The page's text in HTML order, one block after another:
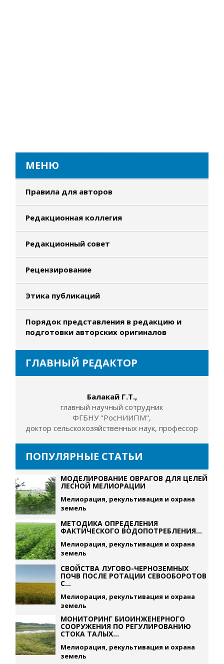
МЕНЮ
Правила для авторов
Редакционная коллегия
Редакционный совет
Рецензирование
Этика публикаций
Порядок представления в редакцию и
подготовки авторских оригиналов
ГЛАВНЫЙ РЕДАКТОР
Балакай Г.Т.,
главный научный сотрудник
ФГБНУ "РосНИИПМ",
доктор сельскохозяйственных наук, профессор
ПОПУЛЯРНЫЕ СТАТЬИ
МОДЕЛИРОВАНИЕ ОВРАГОВ ДЛЯ ЦЕЛЕЙ
ЛЕСНОЙ МЕЛИОРАЦИИ
Мелиорация, рекультивация и охрана
земель
МЕТОДИКА ОПРЕДЕЛЕНИЯ
ФАКТИЧЕСКОГО ВОДОПОТРЕБЛЕНИЯ...
Мелиорация, рекультивация и охрана
земель
СВОЙСТВА ЛУГОВО-ЧЕРНОЗЕМНЫХ
ПОЧВ ПОСЛЕ РОТАЦИИ СЕВООБОРОТОВ
С...
Мелиорация, рекультивация и охрана
земель
МОНИТОРИНГ БИОИНЖЕНЕРНОГО
СООРУЖЕНИЯ ПО РЕГУЛИРОВАНИЮ
СТОКА ТАЛЫХ...
Мелиорация, рекультивация и охрана
земель